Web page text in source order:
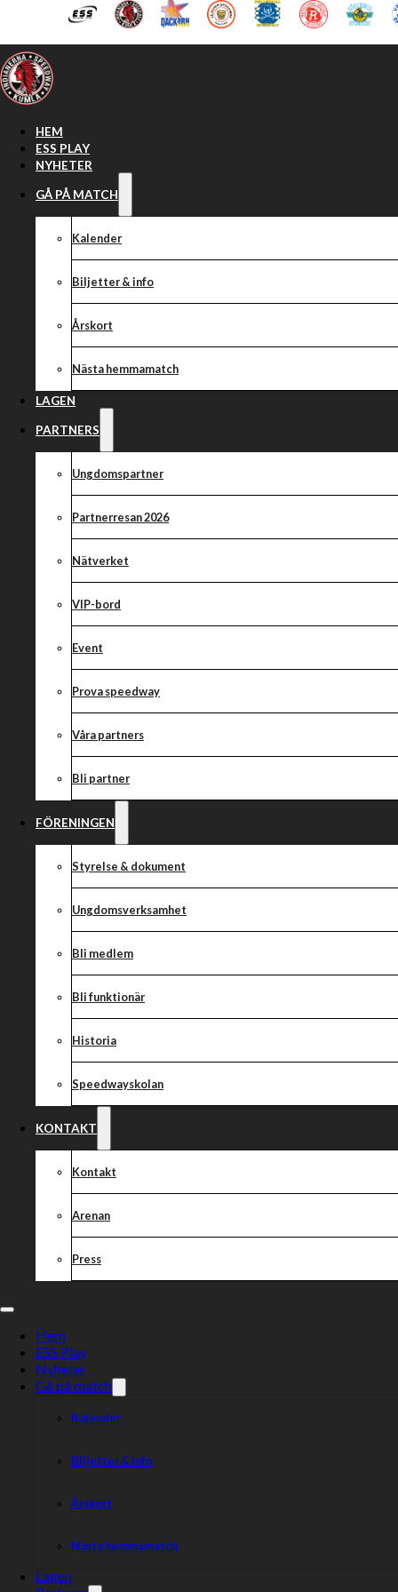
Hoppa till huvudinnehåll Hoppa till sidfot
HEM
ESS PLAY
NYHETER
GÅ PÅ MATCH
Kalender
Biljetter & info
Årskort
Nästa hemmamatch
LAGEN
PARTNERS
Ungdomspartner
Partnerresan 2026
Nätverket
VIP-bord
Event
Prova speedway
Våra partners
Bli partner
FÖRENINGEN
Styrelse & dokument
Ungdomsverksamhet
Bli medlem
Bli funktionär
Historia
Speedwayskolan
KONTAKT
Kontakt
Arenan
Press
Hem
ESS Play
Nyheter
Gå på match
Kalender
Biljetter & info
Årskort
Nästa hemmamatch
Lagen
Nytt
Örebro –
Kumla MSK
Samarbetet kommer bland annat innebära att O’Learys
Vi kan idag offentliggöra att vi inlett ett samarbete med
medlemmar har 20 % rabatt på mat och shuffleboard mot